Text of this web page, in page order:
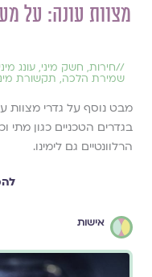
מצוות עונה: על
//חירות, חשק מיני, עונג מיני
שמירת הלכה, תקשורת
מבט נוסף על גדרי מצוות
בגדרים הטכניים כגון מתי
הרלוונטיים גם לימינו.
אישות